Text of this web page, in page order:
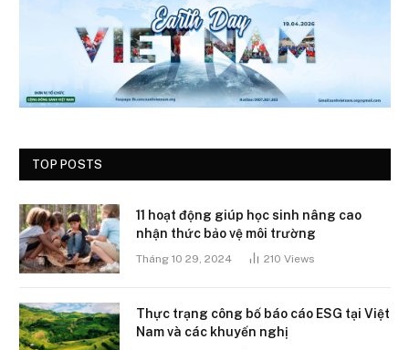
TOP POSTS
11 hoạt động giúp học sinh nâng cao
nhận thức bảo vệ môi trường
Tháng 10 29, 2024 210 Views
Thực trạng công bố báo cáo ESG tại Việt
Nam và các khuyến nghị